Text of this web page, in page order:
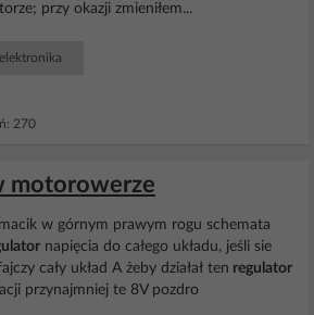
przy okazji zmieniłem...
270
motorowerze
w górnym prawym rogu schemata
napięcia do całego układu, jeśli sie
cały układ A żeby działał ten regulator
przynajmniej te 8V pozdro